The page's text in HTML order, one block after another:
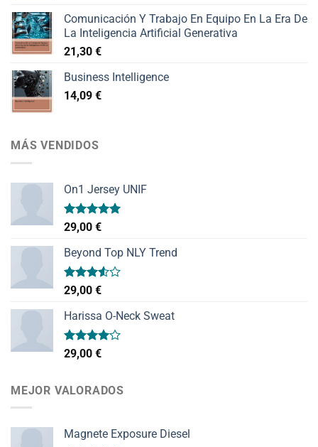
Comunicación Y Trabajo En Equipo En La Era De
La Inteligencia Artificial Generativa
21,30 €
Business Intelligence
14,09 €
MÁS VENDIDOS
On1 Jersey UNIF
Valorado
con
de 5
29,00 €
Beyond Top NLY Trend
Valorado
con
3.50de
5
29,00 €
Harissa O-Neck Sweat
Valorado
con
29,00 €
MEJOR VALORADOS
Magnete Exposure Diesel